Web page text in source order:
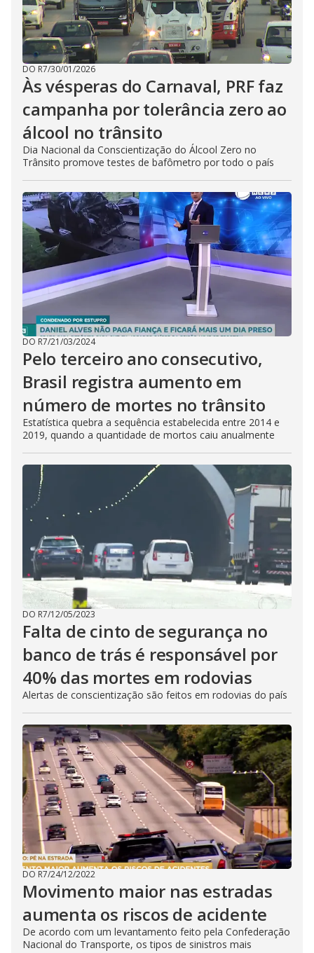
DO R7/30/01/2026
Às vésperas do Carnaval, PRF faz
campanha por tolerância zero ao
álcool no trânsito
Dia Nacional da Conscientização do Álcool Zero no
Trânsito promove testes de bafômetro por todo o país
DO R7/21/03/2024
Pelo terceiro ano consecutivo,
Brasil registra aumento em
número de mortes no trânsito
Estatística quebra a sequência estabelecida entre 2014 e
2019, quando a quantidade de mortos caiu anualmente
DO R7/12/05/2023
Falta de cinto de segurança no
banco de trás é responsável por
40% das mortes em rodovias
Alertas de conscientização são feitos em rodovias do país
DO R7/24/12/2022
Movimento maior nas estradas
aumenta os riscos de acidente
De acordo com um levantamento feito pela Confederação
Nacional do Transporte, os tipos de sinistros mais